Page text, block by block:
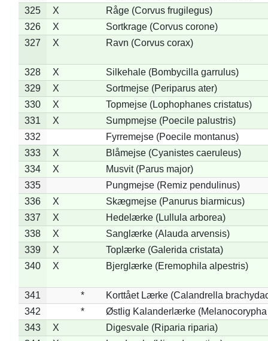
325
X
Råge (Corvus frugilegus)
326
X
Sortkrage (Corvus corone)
327
X Ravn (Corvus corax)
328 X
Silkehale (Bombycilla garrulus)
329
X
Sortmejse (Periparus ater)
330
X
Topmejse (Lophophanes cristatus)
331
X
Sumpmejse (Poecile palustris)
332
Fyrremejse (Poecile montanus)
333
X
Blåmejse (Cyanistes caeruleus)
334
X
Musvit (Parus major)
335
Pungmejse (Remiz pendulinus)
336
X
Skægmejse (Panurus biarmicus)
337
X
Hedelærke (Lullula arborea)
338
X
Sanglærke (Alauda arvensis)
339
X
Toplærke (Galerida cristata)
340
X Bjerglærke (Eremophila alpestris)
341 *
Korttået Lærke (Calandrella
342
*
Østlig Kalanderlærke (Melanocorypha
343
X
Digesvale (Riparia riparia)